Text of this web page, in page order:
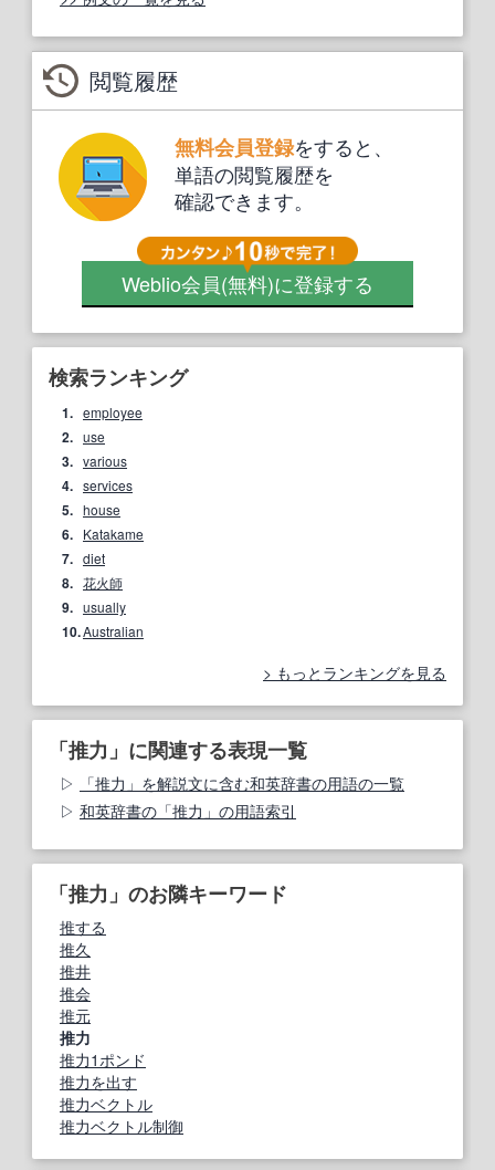
閲覧履歴
無料会員登録をすると、
単語の閲覧履歴を
確認できます。
Weblio会員(無料)に登録する
検索ランキング
1. employee
2. use
3. various
4. services
5. house
6. Katakame
7. diet
8. 花火師
9. usually
10.Australian
もっとランキングを見る
「推力」に関連する表現一覧
「推力」を解説文に含む和英辞書の用語の一覧
和英辞書の「推力」の用語索引
「推力」のお隣キーワード
推する
推久
推井
推会
推元
推力
推力1ポンド
推力を出す
推力ベクトル
推力ベクトル制御